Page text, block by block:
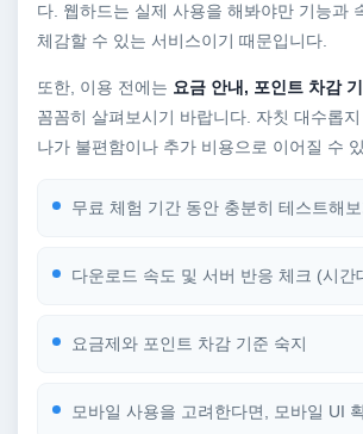
다. 웹하드는 실제 사용을 해봐야만 기능과
체감할 수 있는 서비스이기 때문입니다.
또한, 이용 전에는 요금 안내, 포인트 차감
꼼꼼히 살펴보시기 바랍니다. 자칫 대수롭
나가 불편함이나 추가 비용으로 이어질 수
무료 체험 기간 동안 충분히 테스트해보
다운로드 속도 및 서버 반응 체크 (시간
요금제와 포인트 차감 기준 숙지
모바일 사용을 고려한다면, 모바일 UI